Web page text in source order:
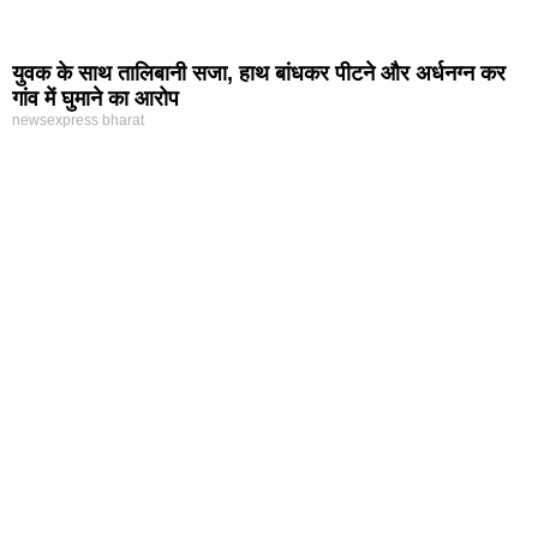
युवक के साथ तालिबानी सजा, हाथ बांधकर पीटने और अर्धनग्न कर
गांव में घुमाने का आरोप
newsexpress bharat